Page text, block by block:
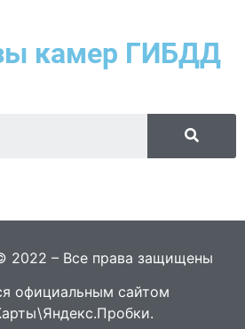
камер ГИБДД
2022 – Все права защищены
официальным сайтом